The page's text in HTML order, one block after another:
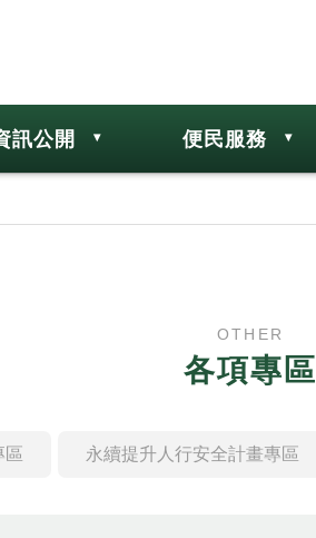
訊公開 便民服務
OTHER
各項專區
區 永續提升人行安全計畫專區